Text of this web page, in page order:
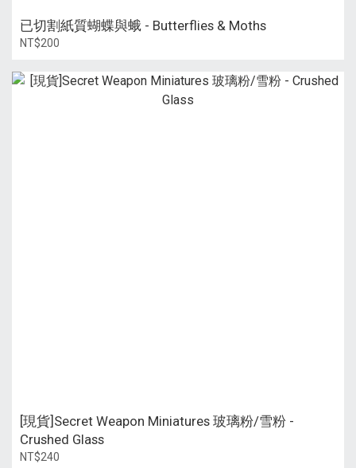
已切割紙質蝴蝶與蛾 - Butterflies & Moths
NT$200
[現貨]Secret Weapon Miniatures 玻璃粉/雪粉 -
Crushed Glass
NT$240